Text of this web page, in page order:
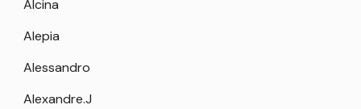
Alcina
Alepia
Alessandro
Alexandre.J